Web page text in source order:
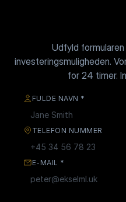
Du Har
Nu Kan
Udfyld
investeringsmuligheden.
for 24 timer.
FULDE NAVN *
TELEFON NUMMER
E-MAIL *